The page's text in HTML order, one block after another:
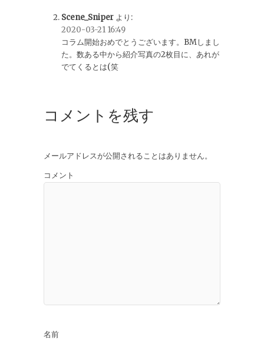
Scene_Sniper より:
2020-03-21 16:49
コラム開始おめでとうございます。BMしまし
た。数ある中から紹介写真の2枚目に、あれが
でてくるとは(笑
コメントを残す
メールアドレスが公開されることはありません。
コメント
名前